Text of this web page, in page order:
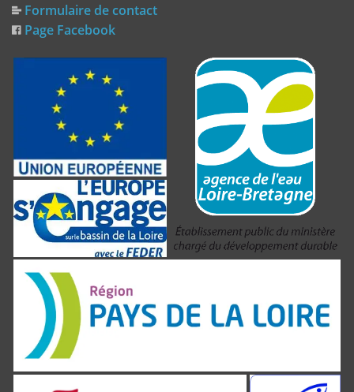
Formulaire de contact
Page Facebook